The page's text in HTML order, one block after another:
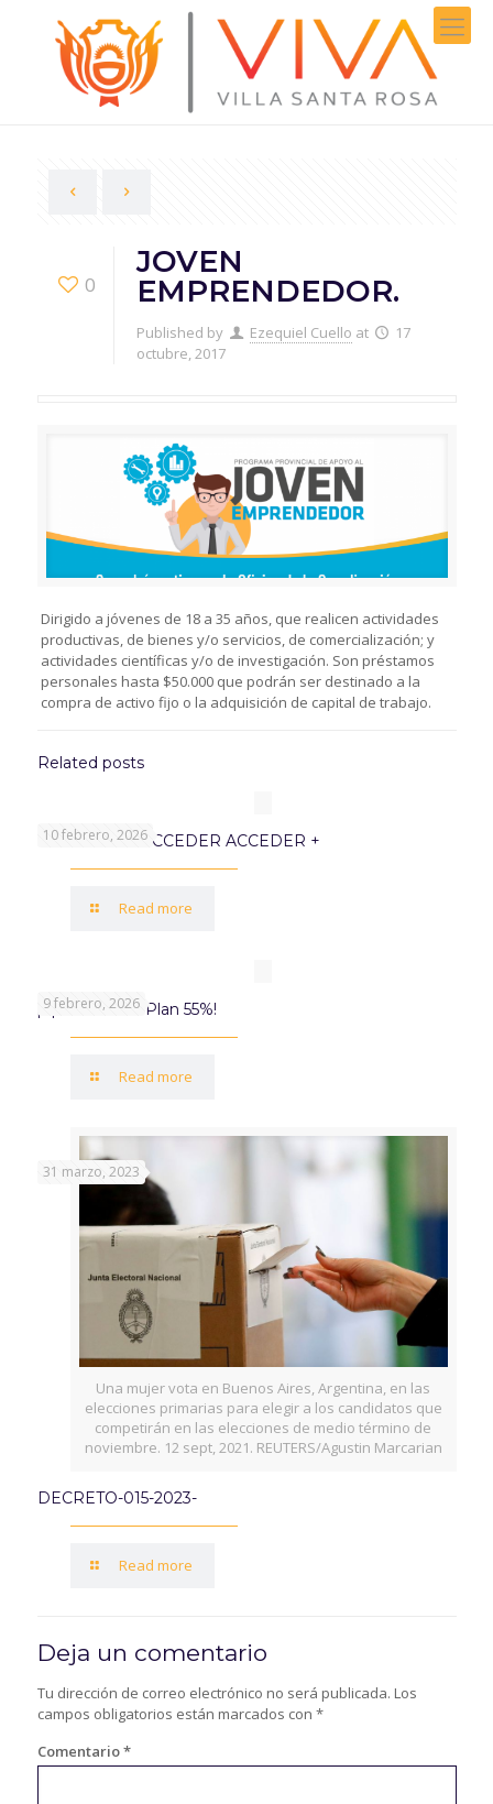
0
JOVEN
EMPRENDEDOR.
Published by Ezequiel Cuello at
17
octubre, 2017
Dirigido a jóvenes de 18 a 35 años, que realicen actividades
productivas, de bienes y/o servicios, de comercialización; y
actividades científicas y/o de investigación. Son préstamos
personales hasta $50.000 que podrán ser destinado a la
compra de activo fijo o la adquisición de capital de trabajo.
Related posts
10 febrero, 2026
PROGRAMA ACCEDER ACCEDER +
Read more
9 febrero, 2026
¡Aprovechá el Plan 55%!
Read more
Una mujer vota en Buenos Aires, Argentina, en las
elecciones primarias para elegir a los candidatos que
competirán en las elecciones de medio término de
noviembre. 12 sept, 2021. REUTERS/Agustin Marcarian
31 marzo, 2023
DECRETO-015-2023-
Read more
Deja un comentario
Tu dirección de correo electrónico no será publicada. Los
campos obligatorios están marcados con *
Comentario*